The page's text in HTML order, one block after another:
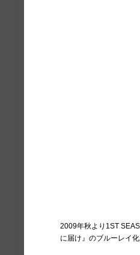
2009年秋より1ST
に届け』のブルーレイ化